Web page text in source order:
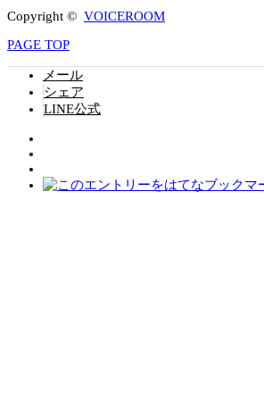
Copyright © VOICEROOM
PAGE TOP
メール
シェア
LINE公式